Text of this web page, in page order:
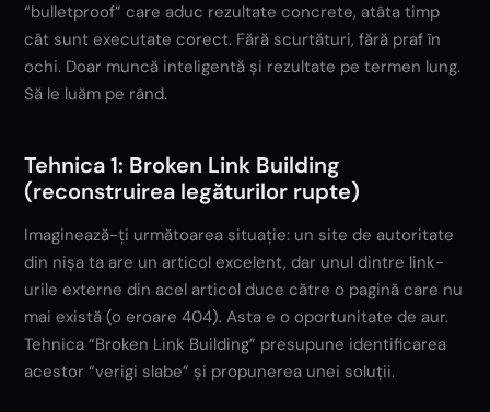
“bulletproof” care aduc rezultate concrete, atâta timp
cât sunt executate corect. Fără scurtături, fără praf în
ochi. Doar muncă inteligentă și rezultate pe termen lung.
Să le luăm pe rând.
Tehnica 1: Broken Link Building
(reconstruirea legăturilor rupte)
Imaginează-ți următoarea situație: un site de autoritate
din nișa ta are un articol excelent, dar unul dintre link-
urile externe din acel articol duce către o pagină care nu
mai există (o eroare 404). Asta e o oportunitate de aur.
Tehnica “Broken Link Building” presupune identificarea
acestor “verigi slabe” și propunerea unei soluții.